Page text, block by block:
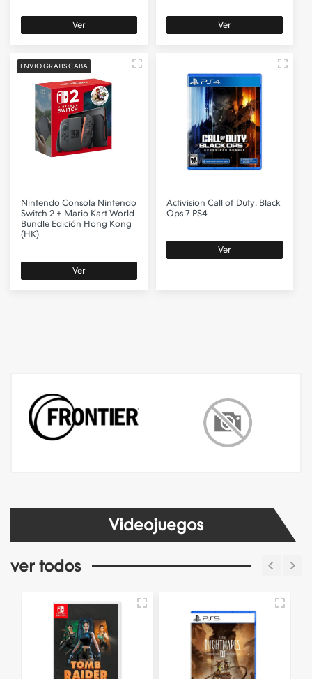
Ver Ver
ENVIO GRATIS CABA
Nintendo Consola Nintendo
Switch 2 + Mario Kart World
Bundle Edición Hong Kong
(HK)
Ver
Activision Call of Duty: Black
Ops 7 PS4
Ver
Videojuegos
ver todos